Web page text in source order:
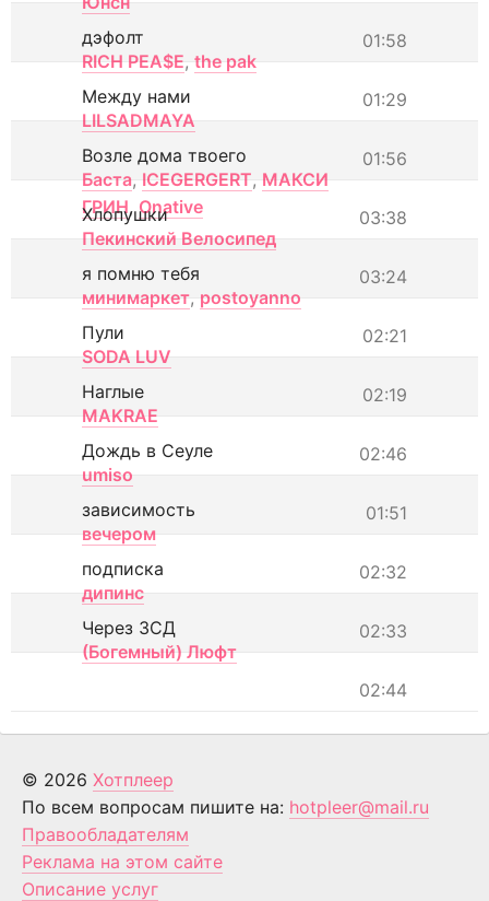
01:58
дэфолт
RICH PEA$E, the pak
01:29
Между нами
LILSADMAYA
01:56
Возле дома твоего
Баста, ICEGERGERT, МАКСИ
ГРИН, Onative 03:38
Хлопушки
Пекинский Велосипед
03:24
я помню тебя
минимаркет, postoyanno
02:21
Пули
SODA LUV
02:19
Наглые
MAKRAE
02:46
Дождь в Сеуле
umiso
01:51
зависимость
вечером
02:32
подписка
дипинс
02:33
Через ЗСД
(Богемный) Люфт
02:44
© 2026 Хотплеер
По всем вопросам пишите на: hotpleer@mail.ru
Правообладателям
Реклама на этом сайте
Описание услуг